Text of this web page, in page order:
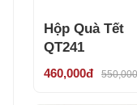
Hộp Quà Tết
QT241
460,000đ